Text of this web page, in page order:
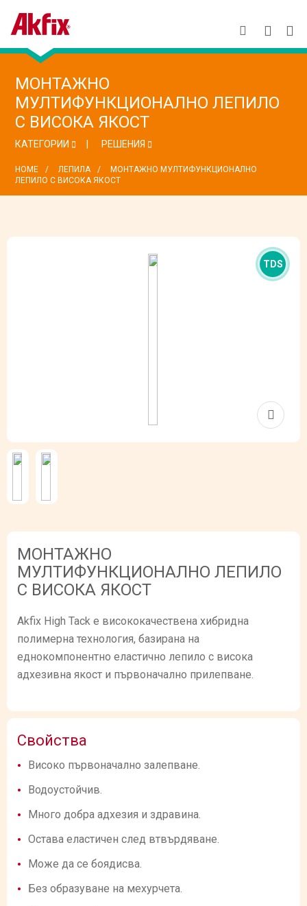
МОНТАЖНО
МУЛТИФУНКЦИОНАЛНО ЛЕПИЛО
С ВИСОКА ЯКОСТ
КАТЕГОРИИ РЕШЕНИЯ
HOME ЛЕПИЛА
МОНТАЖНО МУЛТИФУНКЦИОНАЛНО
ЛЕПИЛО С ВИСОКА ЯКОСТ
TDS
МОНТАЖНО
МУЛТИФУНКЦИОНАЛНО ЛЕПИЛО
С ВИСОКА ЯКОСТ
Akfix High Tack е висококачествена хибридна
полимерна технология, базирана на
еднокомпонентно еластично лепило с висока
адхезивна якост и първоначално прилепване.
Свойства
Високо първоначално залепване.
Водоустойчив.
Много добра адхезия и здравина.
Остава еластичен след втвърдяване.
Може да се боядисва.
Без образуване на мехурчета.